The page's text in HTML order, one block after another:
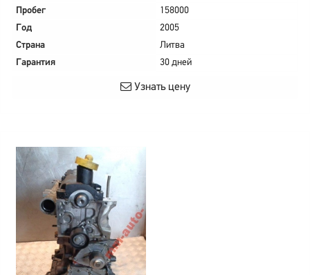
Пробег
158000
Год
2005
Страна
Литва
Гарантия
30 дней
Узнать цену